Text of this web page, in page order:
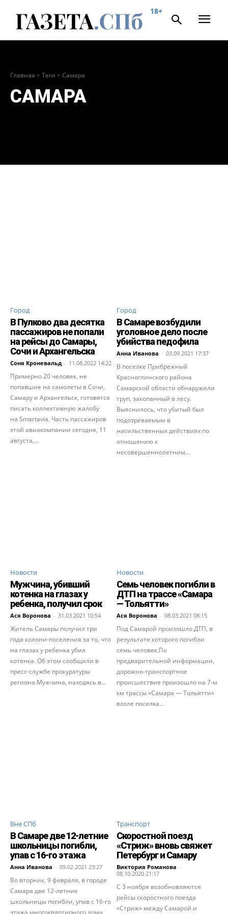
18+
Главная Теги Самара
САМАРА
Город
В Пулково два десятка
пассажиров не попали
на рейсы до Самары,
Сочи и Архангельска
Соня Кроневальд - 11.08.2022 14:22
Примерно 20 человек, не
попавшие на самолеты в Сочи,
Самару и Архангельск, готовятся
писать коллективную жалобу
на Smartavia. Часть пассажиров
этой авиакомпании сегодня, 11
августа,...
Город
В Самаре возбудили
уголовное дело после
убийства педофила
Анна Иванова - 03.09.2021 17:37
В поселке Прибрежный
Красноглинского района
Самарской области обнаружили
труп, закопанный в лесу.
Выяснилось, что убитый был
подозреваемым в
насильственных действиях по
отношению к
несовершеннолетним...
Новости
Мужчина, убивший
котенка на глазах у
ребенка, получил срок
Ася Воронова - 31.03.2021 10:54
Житель Самары получил три
года колони-поселения за то, что
на глазах у ребенка убил
котенка. Об этом сообщили в
пресс-службе прокуратуры
региона.Мужчина, находясь в...
Новости
Семь человек погибли в
ДТП на трассе «Самара
— Тольятти»
Ася Воронова - 08.03.2021 08:15
Под Самарой произошло ДТП, в
результате которого погибли
семь человек.По
предварительной информации,
дорожно-транспортное
происшествие произошло на 7-м
км трассы «Самара — Тольятти»
возле поселка...
Вне СПб
В Самаре две 12-летние
школьницы погибли,
упав с 16-го этажа
Анна Иванова - 09.02.2021 23:27
Во вторник, 9 февраля, в городе
Самара две 12-летние
школьницы погибли, упав с 16-го
этажа многоквартирного дома
Транспорт
Скоростной поезд
«Стриж» вновь свяжет
Петербург и Самару
Виктория Романова -
08.10.2020 21:17
С 3 ноября возобновляются
рейсы скоростного поезда
«Стриж» между Самарой и